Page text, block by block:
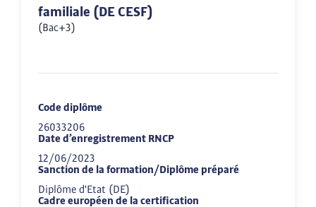
familiale (DE CESF)
(Bac+3)
Code diplôme
26033206
Date d’enregistrement RNCP
12/06/2023
Sanction de la formation/Diplôme préparé
Diplôme d'Etat (DE)
Cadre européen de la certification